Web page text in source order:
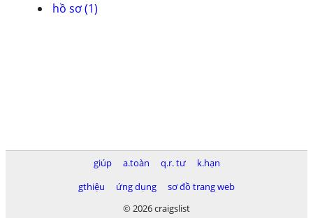
hồ sơ (1)
giúp a.toàn q.r. tư
k.hạn
gthiệu
ứng dụng
sơ đồ trang web
© 2026 craigslist